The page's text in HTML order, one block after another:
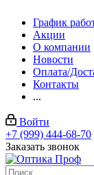
График
Акции
О компании
Новости
Оплата/
Контакты
...
Войти
+7 (999) 444-68-70
Заказать звонок